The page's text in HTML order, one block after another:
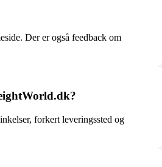
Der er også feedback om
forkert leveringssted og